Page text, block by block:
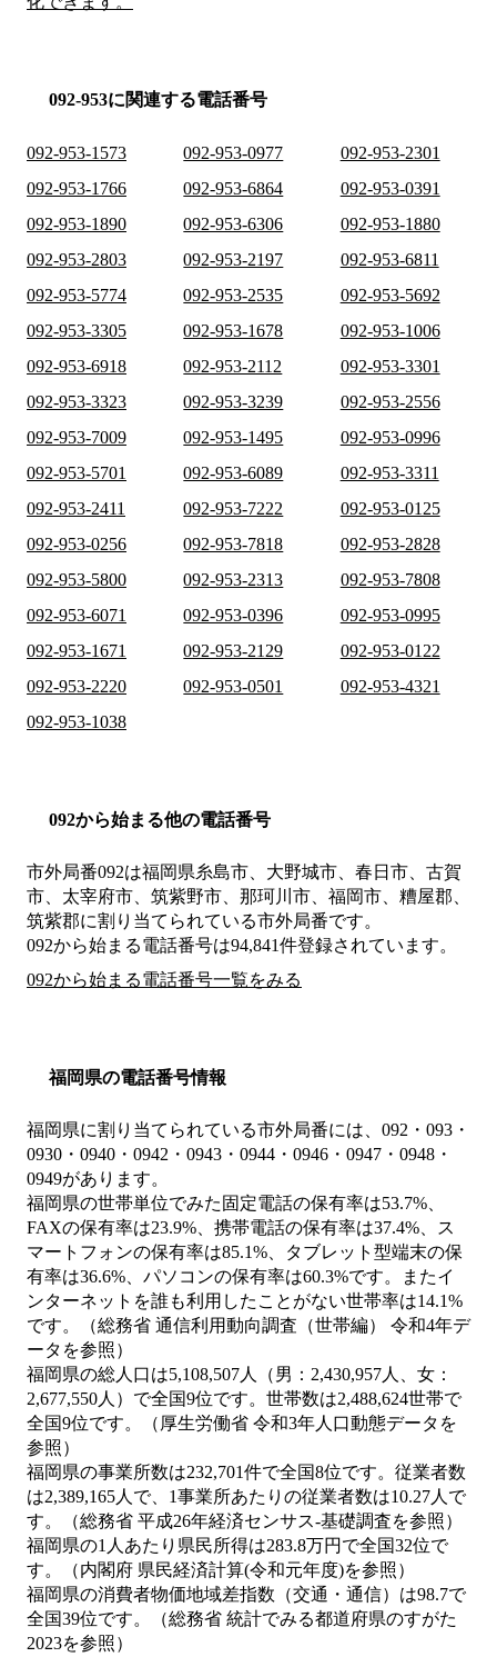
092-953に関連する電話番号
092-953-1573 092-953-0977
092-953-2301
092-953-1766
092-953-6864
092-953-0391
092-953-1890
092-953-6306
092-953-1880
092-953-2803
092-953-2197
092-953-6811
092-953-5774
092-953-2535
092-953-5692
092-953-3305
092-953-1678
092-953-1006
092-953-6918
092-953-2112
092-953-3301
092-953-3323
092-953-3239
092-953-2556
092-953-7009
092-953-1495
092-953-0996
092-953-5701
092-953-6089
092-953-3311
092-953-2411
092-953-7222
092-953-0125
092-953-0256
092-953-7818
092-953-2828
092-953-5800
092-953-2313
092-953-7808
092-953-6071
092-953-0396
092-953-0995
092-953-1671
092-953-2129
092-953-0122
092-953-2220
092-953-0501
092-953-4321
092-953-1038
092から始まる他の電話番号
市外局番092は福岡県糸島市、大野城市、春日市、古賀
市、太宰府市、筑紫野市、那珂川市、福岡市、糟屋郡、
筑紫郡に割り当てられている市外局番です。
092から始まる電話番号は94,841件登録されています。
092から始まる電話番号一覧をみる
福岡県の電話番号情報
福岡県に割り当てられている市外局番には、092・093・
0930・0940・0942・0943・0944・0946・0947・0948・
0949があります。
福岡県の世帯単位でみた固定電話の保有率は53.7%、
FAXの保有率は23.9%、携帯電話の保有率は37.4%、ス
マートフォンの保有率は85.1%、タブレット型端末の保
有率は36.6%、パソコンの保有率は60.3%です。またイ
ンターネットを誰も利用したことがない世帯率は14.1%
です。（総務省 通信利用動向調査（世帯編） 令和4年デ
ータを参照）
福岡県の総人口は5,108,507人（男：2,430,957人、女：
2,677,550人）で全国9位です。世帯数は2,488,624世帯で
全国9位です。（厚生労働省 令和3年人口動態データを
参照）
福岡県の事業所数は232,701件で全国8位です。従業者数
は2,389,165人で、1事業所あたりの従業者数は10.27人で
す。（総務省 平成26年経済センサス‐基礎調査を参照）
福岡県の1人あたり県民所得は283.8万円で全国32位で
す。（内閣府 県民経済計算(令和元年度)を参照）
福岡県の消費者物価地域差指数（交通・通信）は98.7で
全国39位です。（総務省 統計でみる都道府県のすがた
2023を参照）